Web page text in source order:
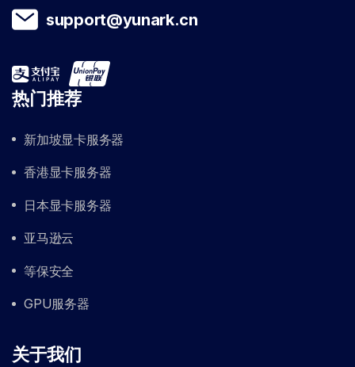
support@yunark.cn
热门推荐
新加坡显卡服务器
香港显卡服务器
日本显卡服务器
亚马逊云
等保安全
GPU服务器
关于我们